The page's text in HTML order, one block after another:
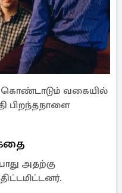
வகையில்
பிறந்தநாளை
அதற்கு